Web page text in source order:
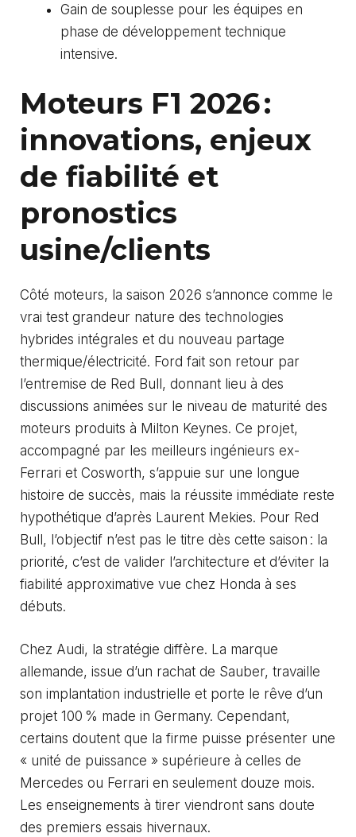
Gain de souplesse pour les équipes en
phase de développement technique
intensive.
Moteurs F1 2026 :
innovations, enjeux
de fiabilité et
pronostics
usine/clients
Côté moteurs, la saison 2026 s’annonce comme le
vrai test grandeur nature des technologies
hybrides intégrales et du nouveau partage
thermique/électricité. Ford fait son retour par
l’entremise de Red Bull, donnant lieu à des
discussions animées sur le niveau de maturité des
moteurs produits à Milton Keynes. Ce projet,
accompagné par les meilleurs ingénieurs ex-
Ferrari et Cosworth, s’appuie sur une longue
histoire de succès, mais la réussite immédiate reste
hypothétique d’après Laurent Mekies. Pour Red
Bull, l’objectif n’est pas le titre dès cette saison : la
priorité, c’est de valider l’architecture et d’éviter la
fiabilité approximative vue chez Honda à ses
débuts.
Chez Audi, la stratégie diffère. La marque
allemande, issue d’un rachat de Sauber, travaille
son implantation industrielle et porte le rêve d’un
projet 100 % made in Germany. Cependant,
certains doutent que la firme puisse présenter une
« unité de puissance » supérieure à celles de
Mercedes ou Ferrari en seulement douze mois.
Les enseignements à tirer viendront sans doute
des premiers essais hivernaux.